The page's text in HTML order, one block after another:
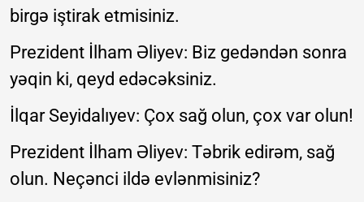
birgə iştirak etmisiniz.
Prezident İlham Əliyev: Biz gedəndən sonra
yəqin ki, qeyd edəcəksiniz.
İlqar Seyidalıyev: Çox sağ olun, çox var olun!
Prezident İlham Əliyev: Təbrik edirəm, sağ
olun. Neçənci ildə evlənmisiniz?